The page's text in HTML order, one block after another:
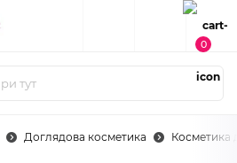
0
Доглядова косметика Косметика